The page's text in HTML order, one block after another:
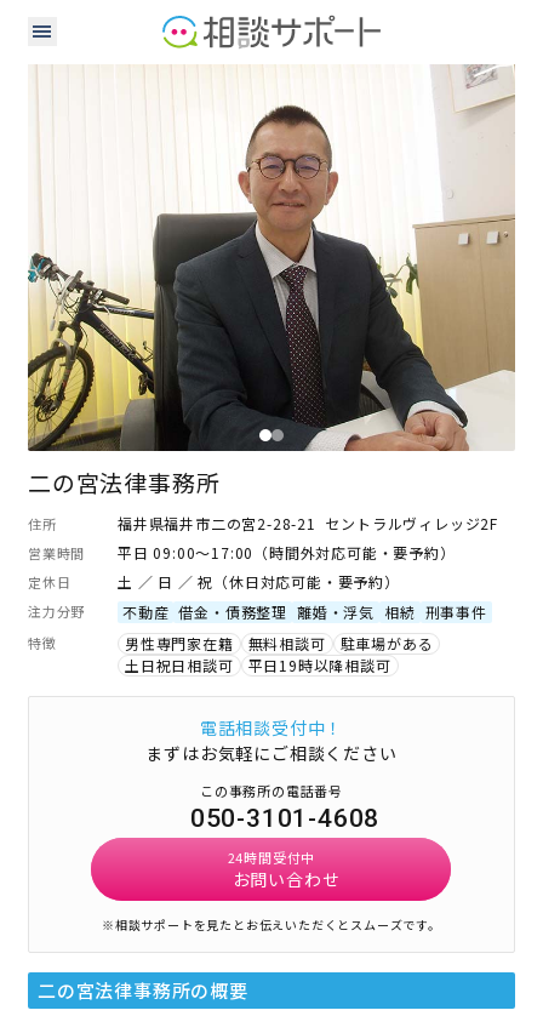
二の宮法律事務所
住所 福井県福井市二の宮2-28-21 セントラルヴィレッジ2F
営業時間 平日 09:00～17:00（時間外対応可能・要予約）
定休日 土 ／ 日 ／ 祝（休日対応可能・要予約）
注力分野 不動産 借金・債務整理 離婚・浮気 相続 刑事事件
特徴 男性専門家在籍 無料相談可
駐車場がある
土日祝日相談可
平日19時以降相談可
電話相談受付中！
まずはお気軽にご相談ください
この事務所の電話番号
050-3101-4608
24時間受付中
お問い合わせ
※相談サポートを見たとお伝えいただくとスムーズです。
二の宮法律事務所の概要